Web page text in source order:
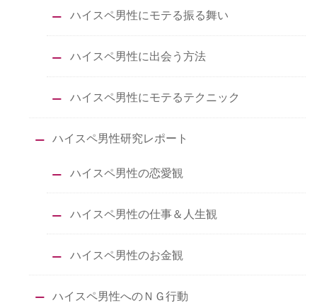
ハイスペ男性にモテる振る舞い
ハイスペ男性に出会う方法
ハイスペ男性にモテるテクニック
ハイスペ男性研究レポート
ハイスペ男性の恋愛観
ハイスペ男性の仕事＆人生観
ハイスペ男性のお金観
ハイスペ男性へのＮＧ行動